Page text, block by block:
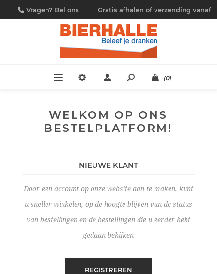
Vragen? Bel ons
09/230.88.44
Gratis afhalen of verzending vanaf
€ 4,95
(0)
WELKOM OP ONS
BESTELPLATFORM!
NIEUWE KLANT
Door een account op onze website aan te maken, kunt
u sneller winkelen, op de hoogte blijven van de status
van bestellingen en de bestellingen die u eerder hebt
gedaan bekijken
REGISTREREN